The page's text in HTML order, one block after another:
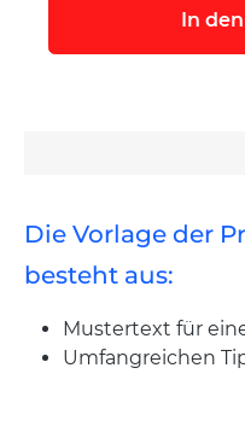
In
Die Vorlage der
besteht aus:
Mustertext für
Umfangreichen